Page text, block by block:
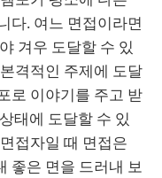
다. 여느 면접이라면
겨우 도달할 수 있
격적인 주제에 도달
로 이야기를 주고 받
태에 도달할 수 있
접자일 때 면접은
좋은 면을 드러내 보